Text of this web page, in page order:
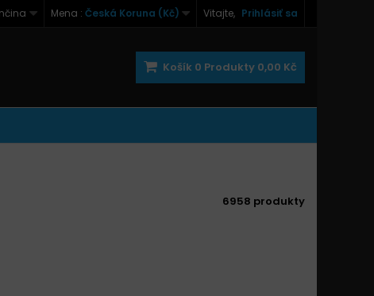
Vitajte, Prihlásiť sa
Mena : Česká Koruna (Kč)
Košík 0 Produkty 0,00 Kč
6958 produkty